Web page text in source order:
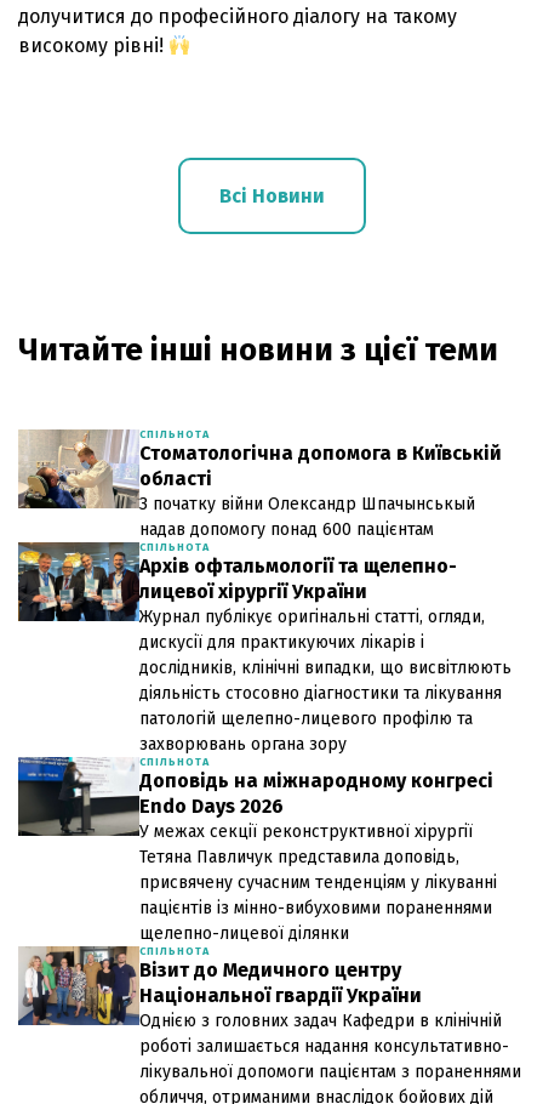
долучитися до професійного діалогу на такому
високому рівні!
Всі Новини
Читайте інші новини з цієї теми
СПІЛЬНОТА
Стоматологічна допомога в Київській
області
З початку війни Олександр Шпачынськый
надав допомогу понад 600 пацієнтам
СПІЛЬНОТА
Архів офтальмології та щелепно-
лицевої хірургії України
Журнал публікує оригінальні статті, огляди,
дискусії для практикуючих лікарів і
дослідників, клінічні випадки, що висвітлюють
діяльність стосовно діагностики та лікування
патологій щелепно-лицевого профілю та
захворювань органа зору
СПІЛЬНОТА
Доповідь на міжнародному конгресі
Endo Days 2026
У межах секції реконструктивної хірургії
Тетяна Павличук представила доповідь,
присвячену сучасним тенденціям у лікуванні
пацієнтів із мінно-вибуховими пораненнями
щелепно-лицевої ділянки
СПІЛЬНОТА
Візит до Медичного центру
Національної гвардії України
Однією з головних задач Кафедри в клінічній
роботі залишається надання консультативно-
лікувальної допомоги пацієнтам з пораненнями
обличчя, отриманими внаслідок бойових дій